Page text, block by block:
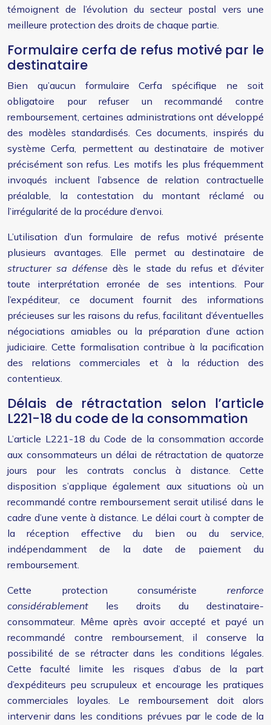
témoignent de l’évolution du secteur postal vers une
meilleure protection des droits de chaque partie.
Formulaire cerfa de refus motivé par le
destinataire
Bien qu’aucun formulaire Cerfa spécifique ne soit
obligatoire pour refuser un recommandé contre
remboursement, certaines administrations ont développé
des modèles standardisés. Ces documents, inspirés du
système Cerfa, permettent au destinataire de motiver
précisément son refus. Les motifs les plus fréquemment
invoqués incluent l’absence de relation contractuelle
préalable, la contestation du montant réclamé ou
l’irrégularité de la procédure d’envoi.
L’utilisation d’un formulaire de refus motivé présente
plusieurs avantages. Elle permet au destinataire de
structurer sa défensedès le stade du refus et d’éviter
toute interprétation erronée de ses intentions. Pour
l’expéditeur, ce document fournit des informations
précieuses sur les raisons du refus, facilitant d’éventuelles
négociations amiables ou la préparation d’une action
judiciaire. Cette formalisation contribue à la pacification
des relations commerciales et à la réduction des
contentieux.
Délais de rétractation selon l’article
L221-18 du code de la consommation
L’article L221-18 du Code de la consommation accorde
aux consommateurs un délai de rétractation de quatorze
jours pour les contrats conclus à distance. Cette
disposition s’applique également aux situations où un
recommandé contre remboursement serait utilisé dans le
cadre d’une vente à distance. Le délai court à compter de
la réception effective du bien ou du service,
indépendamment de la date de paiement du
remboursement.
Cette protection consumériste renforce
considérablement les droits du destinataire-
consommateur. Même après avoir accepté et payé un
recommandé contre remboursement, il conserve la
possibilité de se rétracter dans les conditions légales.
Cette faculté limite les risques d’abus de la part
d’expéditeurs peu scrupuleux et encourage les pratiques
commerciales loyales. Le remboursement doit alors
intervenir dans les conditions prévues par le code de la